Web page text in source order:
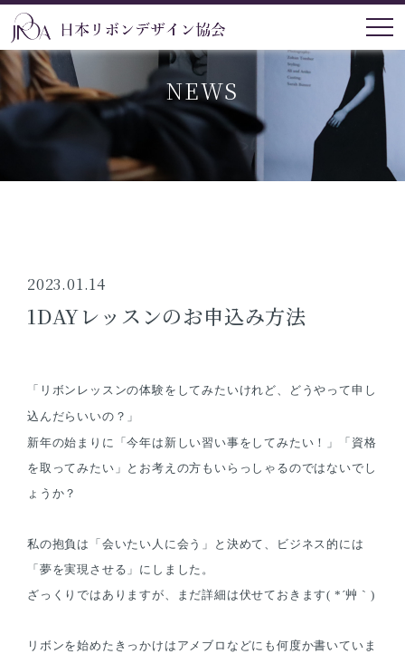
NEWS
2023.01.14
1DAYレッスンのお申込み方法
「リボンレッスンの体験をしてみたいけれど、どうやって申し
込んだらいいの？」
新年の始まりに「今年は新しい習い事をしてみたい！」「資格
を取ってみたい」とお考えの方もいらっしゃるのではないでし
ょうか？
私の抱負は「会いたい人に会う」と決めて、
ビジネス的には
「夢を実現させる」にしました。
ざっくりではありますが、まだ詳細は伏せておきます( *´艸｀)
リボンを始めたきっかけはアメブロなどにも何度か書いていま